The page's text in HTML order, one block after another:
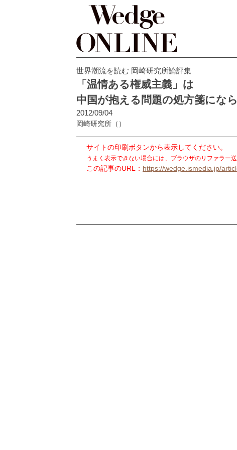
世界潮流を読む 岡崎研究所論評集
「温情ある権威主義」は
中国が抱える問題の処方箋にな
2012/09/04
岡崎研究所 （）
サイトの印刷ボタンから表示してください。
うまく表示できない場合には、ブラウザのリファラー
この記事のURL： https://wedge.ismedia.jp/